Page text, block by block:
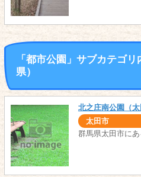
「都市公園」サブカテゴ
県）
北之庄南公園（太
太田市
群馬県太田市にあ